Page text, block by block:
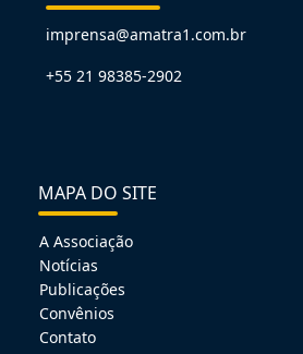
imprensa@amatra1.com.br
+55 21 98385-2902
MAPA DO SITE
A Associação
Notícias
Publicações
Convênios
Contato